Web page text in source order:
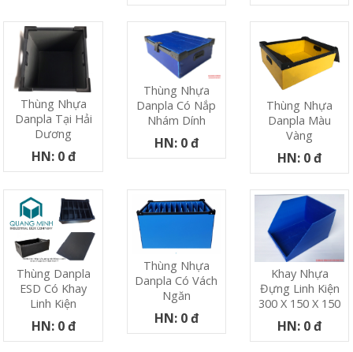
Thùng Nhựa
Danpla Tại Hải
Dương
HN: 0 đ
Thùng Nhựa
Danpla Có Nắp
Nhám Dính
HN: 0 đ
Thùng Nhựa
Danpla Màu
Vàng
HN: 0 đ
Thùng Danpla
ESD Có Khay
Linh Kiện
HN: 0 đ
Thùng Nhựa
Danpla Có Vách
Ngăn
HN: 0 đ
Khay Nhựa
Đựng Linh Kiện
300 X 150 X 150
HN: 0 đ